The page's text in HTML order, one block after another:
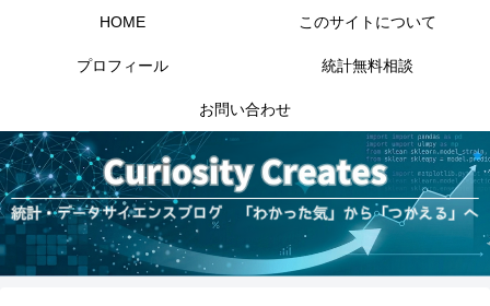
HOME このサイトについて
プロフィール 統計無料相談
お問い合わせ